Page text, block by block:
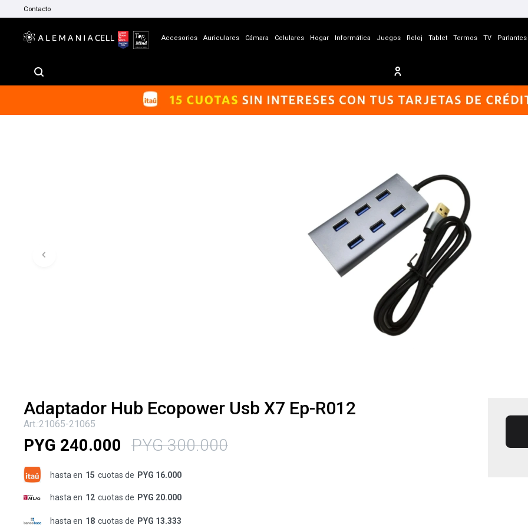
Accesorios Auriculares Cámara Celulares Hogar Informática Juegos Reloj Tablet Termos TV Parlantes
Contacto
Adaptador Hub Ecopower Usb X7 Ep-R012
21065-21065
PYG 240.000 PYG 300.000
hasta en 15 cuotas de PYG 16.000
hasta en 12 cuotas de PYG 20.000
hasta en 18 cuotas de PYG 13.333